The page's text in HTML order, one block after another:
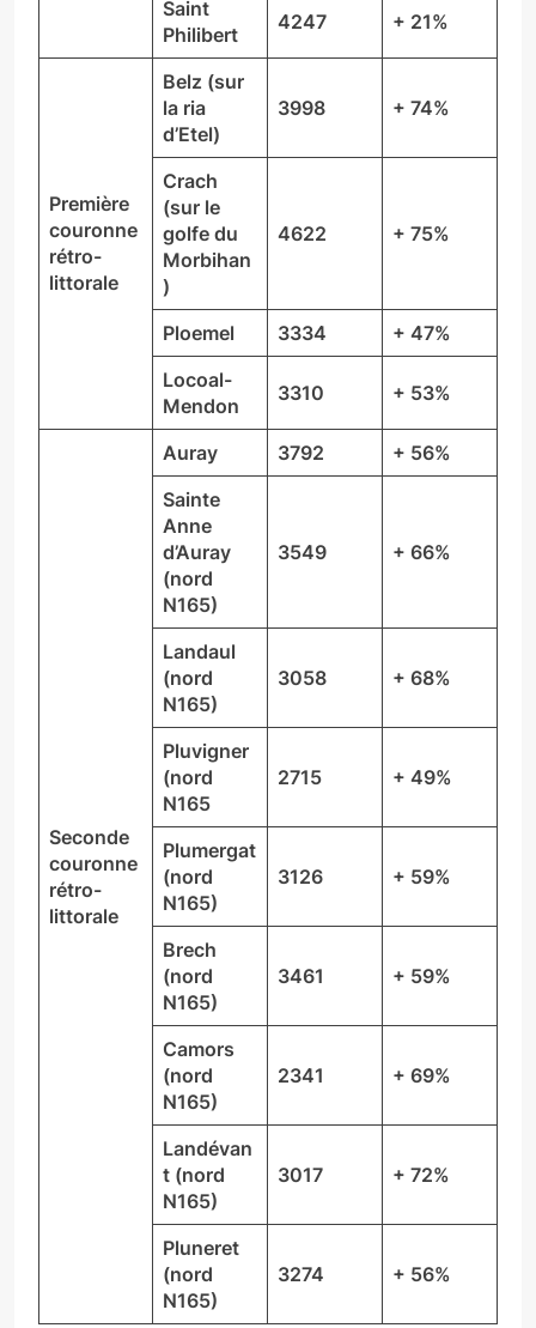
Saint
Philibert
4247 + 21%
Première
couronne
rétro-
littorale
Belz (sur
la ria
d’Etel)
3998 + 74%
Crach
(sur le
golfe du
Morbihan
)
4622 + 75%
Ploemel 3334
+ 47%
Locoal-
Mendon
3310 + 53%
Seconde
couronne
rétro-
littorale
Auray 3792
+ 56%
Sainte
Anne
d’Auray
(nord
N165)
3549 + 66%
Landaul
(nord
N165)
3058 + 68%
Pluvigner
(nord
N165
2715 + 49%
Plumergat
(nord
N165)
3126 + 59%
Brech
(nord
N165)
3461 + 59%
Camors
(nord
N165)
2341 + 69%
Landévan
t (nord
N165)
3017 + 72%
Pluneret
(nord
N165)
3274 + 56%